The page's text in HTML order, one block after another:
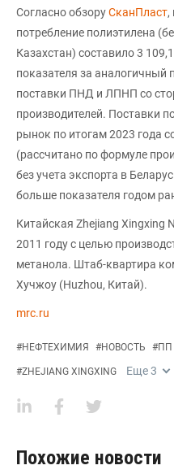
Согласно обзоруСканПласт,
потребление полиэтилена
Казахстан) составило 3
показателя за аналогичный
поставки ПНД и ЛПНП со
производителей. Поставки
рынок по итогам 2023 года
(рассчитано по формуле
без учета экспорта в
больше показателя годом
Китайская Zhejiang Xingxing
2011 году с целью
метанола. Штаб-квартира
Хучжоу (Huzhou, Китай).
mrc.ru
#НЕФТЕХИМИЯ #НОВОСТЬ #ПП
#ZHEJIANG XINGXING Еще3
Похожие новости